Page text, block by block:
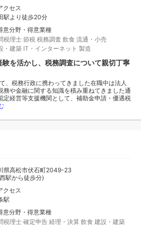
クセス
駅より徒歩20分
意分野・得意業種
税理士 節税 税務調査 飲食 流通・小売
・建築 IT・インターネット 製造
を活かし、税務調査について親切丁寧
、税務行政に携わってきました在職中は法人
務や金融に関する知識を積み重ねてきました通
定経営等支援機関として、補助金申請・優遇税
県高松市伏石町2049-23
駅から徒歩分)
クセス
駅
意分野・得意業種
税理士 確定申告 経理・決算 飲食 建設・建築